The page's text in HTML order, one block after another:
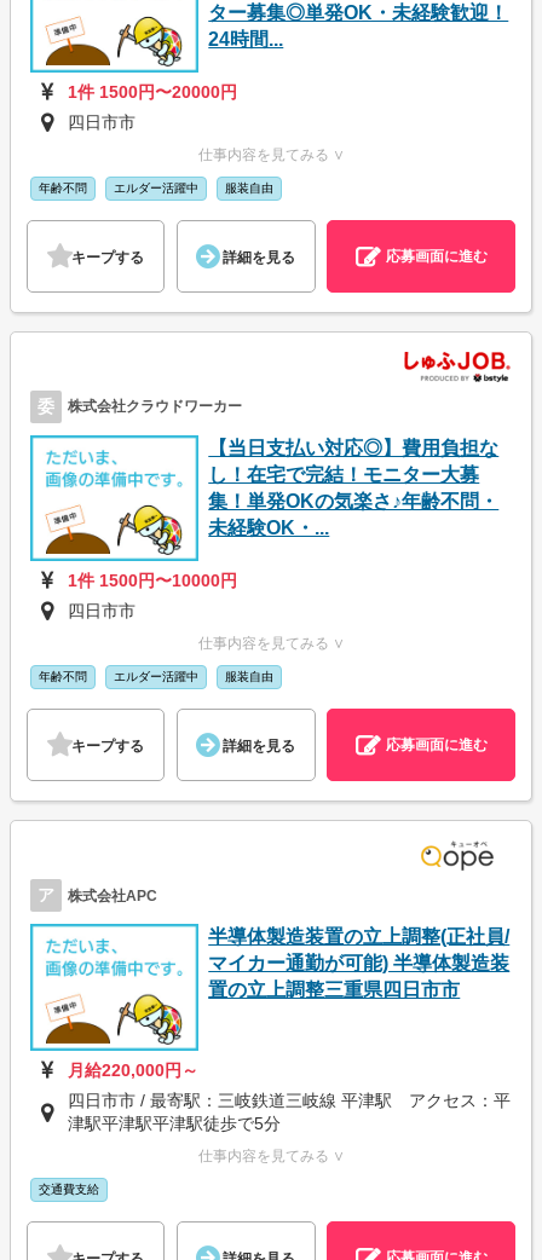
ター募集◎単発OK・未経験歓迎！
24時間...
1件 1500円〜20000円
四日市市
仕事内容を見てみる ∨
年齢不問 エルダー活躍中 服装自由
キープする 詳細を見る 応募画面に進む
委 株式会社クラウドワーカー
【当日支払い対応◎】費用負担な
し！在宅で完結！モニター大募
集！単発OKの気楽さ♪年齢不問・
未経験OK・...
1件 1500円〜10000円
四日市市
仕事内容を見てみる ∨
年齢不問 エルダー活躍中 服装自由
キープする 詳細を見る 応募画面に進む
ア 株式会社APC
半導体製造装置の立上調整(正社員/
マイカー通勤が可能) 半導体製造装
置の立上調整三重県四日市市
月給220,000円～
四日市市 / 最寄駅：三岐鉄道三岐線 平津駅 アクセス：平
津駅平津駅平津駅徒歩で5分
仕事内容を見てみる ∨
交通費支給